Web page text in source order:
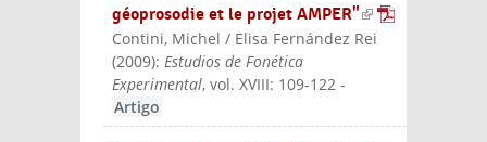
géoprosodie et le projet AMPER"(link is
externa
Contini, Michel / Elisa Fernández Rei
(2009):Estudios de Fonética
Experimental, vol. XVIII: 109-122 -
Artigo